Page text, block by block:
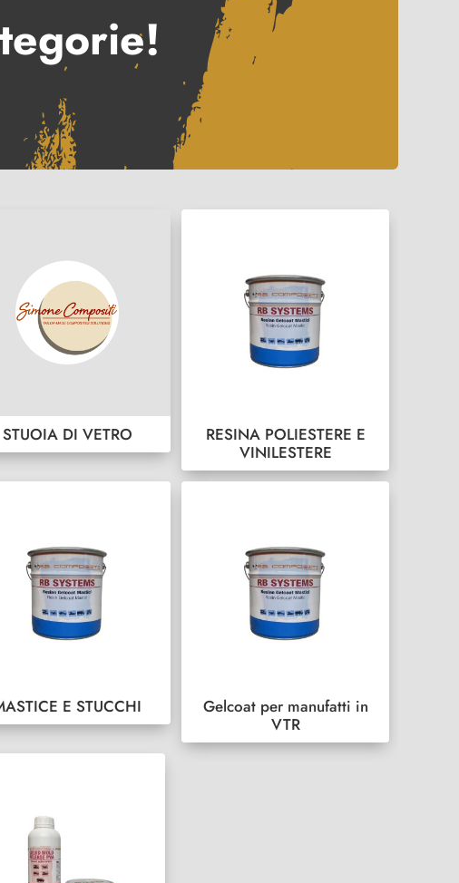
STUOIA DI VETRO
RESINA POLIESTERE E
VINILESTERE
E STUCCHI
Gelcoat per manufatti in
VTR